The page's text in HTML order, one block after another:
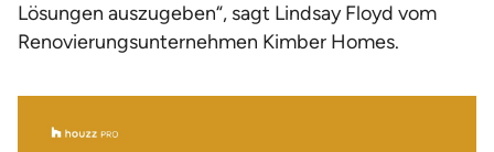
Lösungen auszugeben“, sagt Lindsay Floyd vom
Renovierungsunternehmen Kimber Homes.